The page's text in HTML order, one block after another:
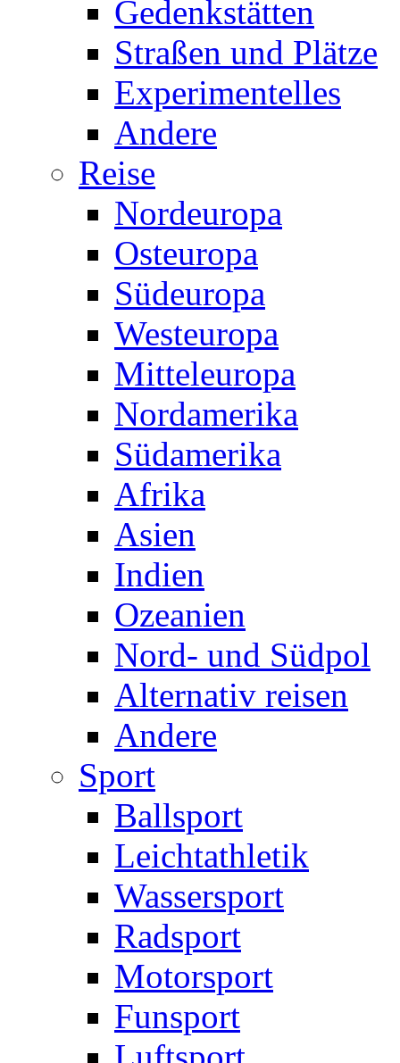
Gedenkstätten
Straßen und Plätze
Experimentelles
Andere
Reise
Nordeuropa
Osteuropa
Südeuropa
Westeuropa
Mitteleuropa
Nordamerika
Südamerika
Afrika
Asien
Indien
Ozeanien
Nord- und Südpol
Alternativ reisen
Andere
Sport
Ballsport
Leichtathletik
Wassersport
Radsport
Motorsport
Funsport